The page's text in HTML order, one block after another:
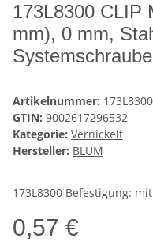
173L8300 CLIP
mm), 0 mm,
Artikelnummer: 173L8300
GTIN: 9002617296532
Kategorie: Vernickelt
Hersteller: BLUM
173L8300 Befestigung:
0,57 €